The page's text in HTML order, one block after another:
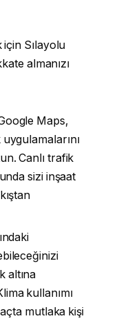
Sılayolu
almanızı
Maps,
Canlı trafik
sizi inşaat
altına
kullanımı
mutlaka kişi